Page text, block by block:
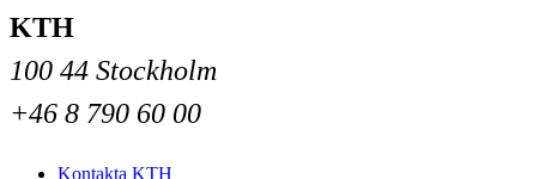
KTH
100 44 Stockholm
+46 8 790 60 00
Kontakta KTH